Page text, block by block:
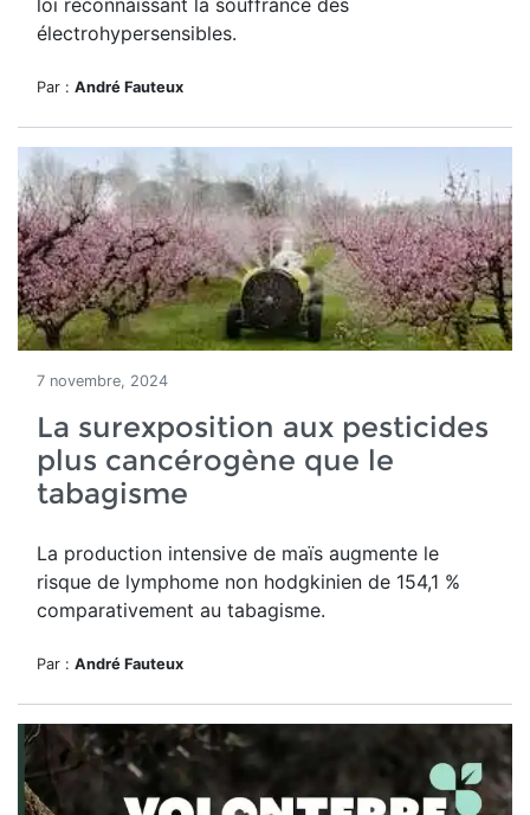
loi reconnaissant la souffrance des
électrohypersensibles.
Par : André Fauteux
7 novembre, 2024
La surexposition aux pesticides
plus cancérogène que le
tabagisme
La production intensive de maïs augmente le
risque de lymphome non hodgkinien de 154,1 %
comparativement au tabagisme.
Par : André Fauteux